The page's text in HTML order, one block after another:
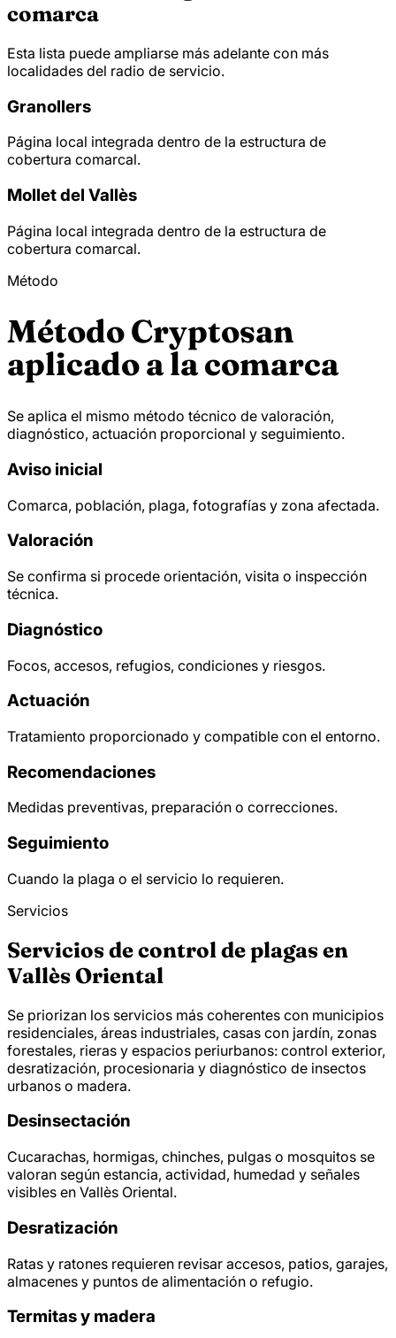
comarca
Esta lista puede ampliarse más adelante con más
localidades del radio de servicio.
Granollers
Página local integrada dentro de la estructura de
cobertura comarcal.
Mollet del Vallès
Página local integrada dentro de la estructura de
cobertura comarcal.
Método
Método Cryptosan
aplicado a la comarca
Se aplica el mismo método técnico de valoración,
diagnóstico, actuación proporcional y seguimiento.
Aviso inicial
Comarca, población, plaga, fotografías y zona afectada.
Valoración
Se confirma si procede orientación, visita o inspección
técnica.
Diagnóstico
Focos, accesos, refugios, condiciones y riesgos.
Actuación
Tratamiento proporcionado y compatible con el entorno.
Recomendaciones
Medidas preventivas, preparación o correcciones.
Seguimiento
Cuando la plaga o el servicio lo requieren.
Servicios
Servicios de control de plagas en
Vallès Oriental
Se priorizan los servicios más coherentes con municipios
residenciales, áreas industriales, casas con jardín, zonas
forestales, rieras y espacios periurbanos: control exterior,
desratización, procesionaria y diagnóstico de insectos
urbanos o madera.
Desinsectación
Cucarachas, hormigas, chinches, pulgas o mosquitos se
valoran según estancia, actividad, humedad y señales
visibles en Vallès Oriental.
Desratización
Ratas y ratones requieren revisar accesos, patios, garajes,
almacenes y puntos de alimentación o refugio.
Termitas y madera